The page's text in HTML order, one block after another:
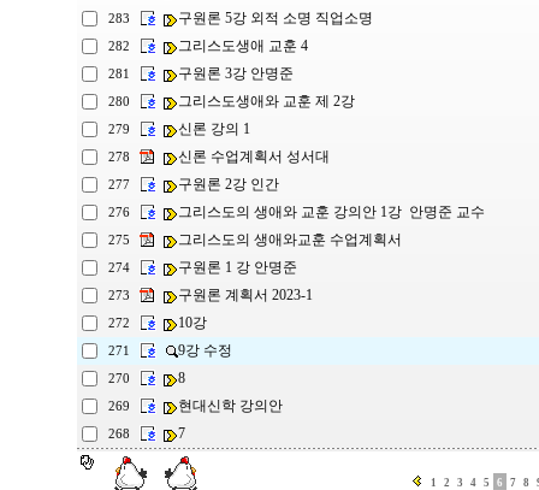
283 구원론 5강 외적 소명 직업소명
282 그리스도생애 교훈 4
281 구원론 3강 안명준
280 그리스도생애와 교훈 제 2강
279 신론 강의 1
278 신론 수업계획서 성서대
277 구원론 2강 인간
276 그리스도의 생애와 교훈 강의안 1강 안명준 교수
275 그리스도의 생애와교훈 수업계획서
274 구원론 1 강 안명준
273 구원론 계획서 2023-1
272 10강
271 9강 수정
270 8
269 현대신학 강의안
268 7
1 2 3 4 5 6 7 8